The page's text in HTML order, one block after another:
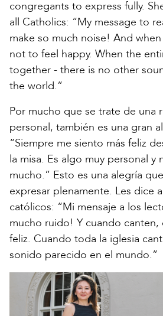
congregants to express fully.
all Catholics: “My message to
make so much noise! And
not to feel happy. When the
together - there is no other
the world.”
Por mucho que se trate de una
personal, también es una gran
“Siempre me siento más feliz
la misa. Es algo muy personal y
mucho.” Esto es una alegría
expresar plenamente. Les dice
católicos: “Mi mensaje a los
mucho ruido! Y cuando canten,
feliz. Cuando toda la iglesia
sonido parecido en el mundo.”